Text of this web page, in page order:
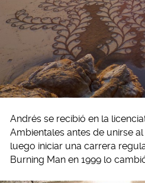
Andrés se recibió en la
Ambientales antes de unirse
luego iniciar una carrera
Burning Man en 1999 lo